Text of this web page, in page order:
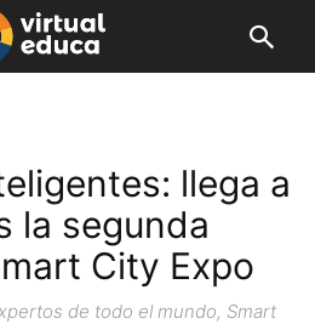
llega a
la segunda
City Expo
de todo el mundo, Smart